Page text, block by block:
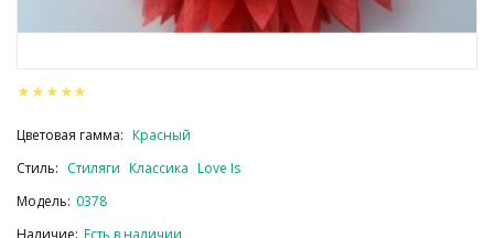
Цветовая гамма: Красный
Стиль: Стиляги Классика Love Is
Модель: 0378
Наличие: Есть в наличии